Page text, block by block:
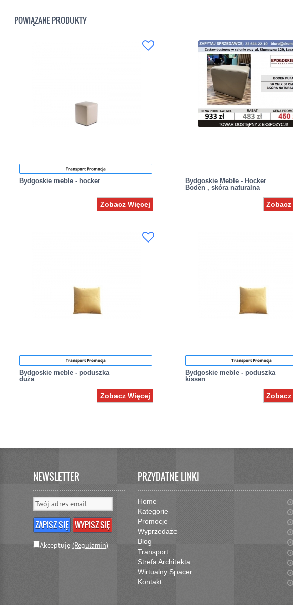
POWIĄZANE PRODUKTY
Transport Promocja
Bydgoskie meble - hocker
Zobacz Więcej
Bydgoskie Meble - Hocker
Boden , skóra naturalna
Zobacz
Transport Promocja
Bydgoskie meble - poduszka
duża
Zobacz Więcej
Transport Promocja
Bydgoskie meble - poduszka
kissen
Zobacz
NEWSLETTER
Akceptuję(Regulamin)
PRZYDATNE LINKI
Home
Kategorie
Promocje
Wyprzedaże
Blog
Transport
Strefa Architekta
Wirtualny Spacer
Kontakt